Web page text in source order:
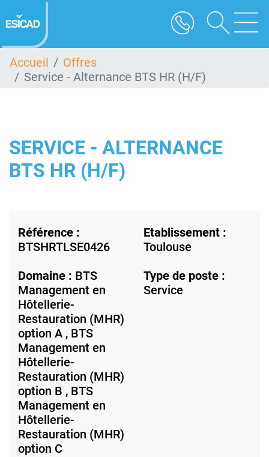
au
contenu
Accueil
Offres
Service - Alternance BTS HR (H/F)
SERVICE - ALTERNANCE
BTS HR (H/F)
Référence :
BTSHRTLSE0426
Etablissement :
Toulouse
Domaine : BTS
Management en
Hôtellerie-
Restauration (MHR)
option A , BTS
Management en
Hôtellerie-
Restauration (MHR)
option B , BTS
Management en
Hôtellerie-
Restauration (MHR)
option C
Type de poste :
Service